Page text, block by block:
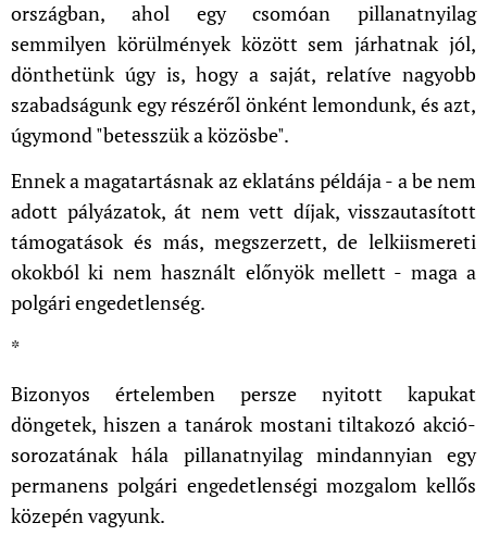
országban, ahol egy csomóan pillanatnyilag
semmilyen körülmények között sem járhatnak jól,
dönthetünk úgy is, hogy a saját, relatíve nagyobb
szabadságunk egy részéről önként lemondunk, és azt,
úgymond "betesszük a közösbe".
Ennek a magatartásnak az eklatáns példája - a be nem
adott pályázatok, át nem vett díjak, visszautasított
támogatások és más, megszerzett, de lelkiismereti
okokból ki nem használt előnyök mellett - maga a
polgári engedetlenség.
*
Bizonyos értelemben persze nyitott kapukat
döngetek, hiszen a tanárok mostani tiltakozó akció-
sorozatának hála pillanatnyilag mindannyian egy
permanens polgári engedetlenségi mozgalom kellős
közepén vagyunk.